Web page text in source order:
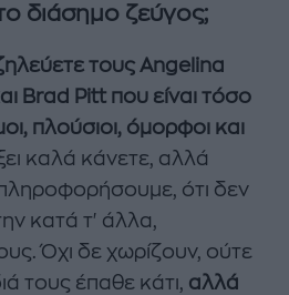
διάσημο ζεύγος;
τους Angelina
Brad Pitt που είναι τόσο
πλούσιοι, όμορφοι και
καλά κάνετε, αλλά
ότι δεν
κατά τ' άλλα,
Όχι δε χωρίζουν, ούτε
τους έπαθε κάτι, αλλά